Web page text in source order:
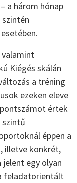
a három hónap
valamint
Kiégés skálán
a tréning
ezeken eleve
értek
szintű
éppen a
illetve konkrét,
egy olyan
feladatorientált